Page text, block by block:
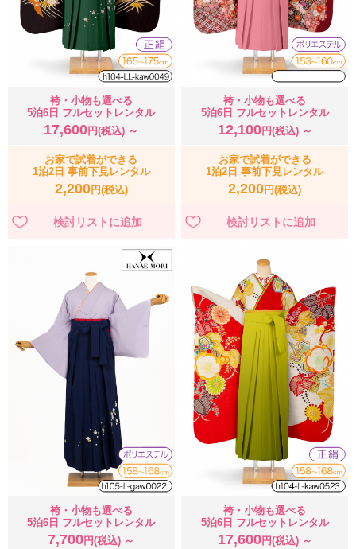
袴・小物も選べる
5泊6日 フルセットレンタル
17,600円(税込) ～
お家で試着ができる
1泊2日 事前下見レンタル
2,200円(税込)
袴・小物も選べる
5泊6日 フルセットレンタル
12,100円(税込) ～
お家で試着ができる
1泊2日 事前下見レンタル
2,200円(税込)
袴・小物も選べる
5泊6日 フルセットレンタル
7,700 円(税込) ～
袴・小物も選べる
5泊6日 フルセットレンタル
17,600円(税込) ～